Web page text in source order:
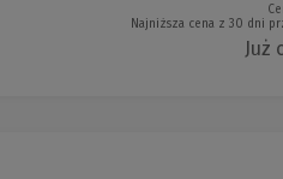
Najniższa cena z 30 dni
Już